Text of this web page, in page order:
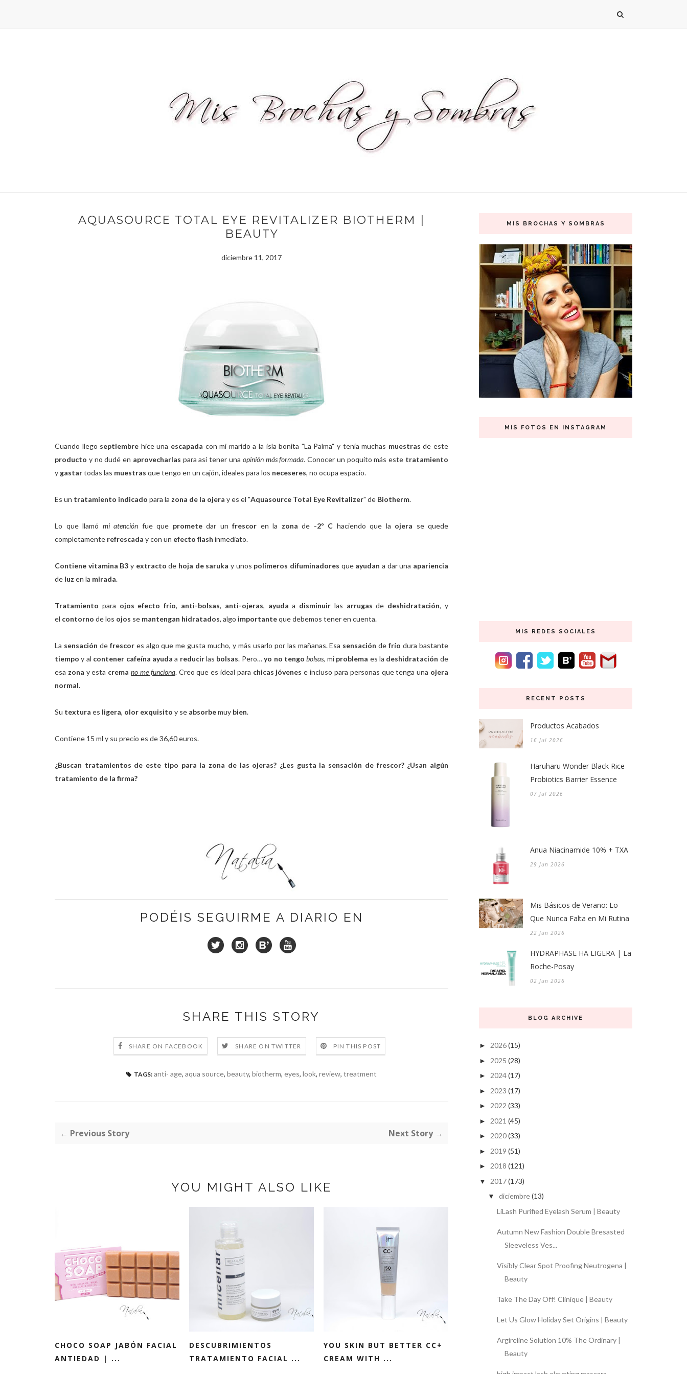
AQUASOURCE TOTAL EYE REVITALIZER BIOTHERM |
BEAUTY
diciembre 11, 2017
Cuando llego septiembre hice una escapada con mi marido a la isla bonita "La Palma" y tenía muchas muestras de este
producto y no dudé en aprovecharlas para así tener una opinión más formada.Conocer un poquito más este tratamiento
y gastartodas las muestras que tengo en un cajón, ideales para los neceseres, no ocupa espacio.
Es un tratamiento indicado para la zona de la ojera y es el "Aquasource Total Eye Revitalizer" de Biotherm.
Lo que llamó mi atención fue que prometedar un frescor en la zona de -2º C haciendo que la ojera se quede
completamente refrescada y con un efecto flash inmediato.
Contiene vitamina B3 y extracto de hoja de saruka y unos polímeros difuminadores que ayudan a dar una apariencia
de luz en la mirada.
Tratamiento para ojos efecto frío, anti-bolsas, anti-ojeras, ayuda a disminuir las arrugas de deshidratación, y
el contorno de los ojos se mantengan hidratados, algo importanteque debemos tener en cuenta.
La sensación de frescores algo que me gusta mucho, y más usarlo por las mañanas. Esa sensacióndefrío dura bastante
tiempo y al contener cafeína ayuda a reducirlas bolsas. Pero…yo no tengobolsas, miproblema es la deshidratación de
esa zona y esta crema no me funciona. Creo que es ideal para chicas jóvenes e incluso para personas que tenga una ojera
normal.
Su textura es ligera, olor exquisito y se absorbemuy bien.
Contiene 15 ml y su precio es de 36,60 euros.
¿Buscan tratamientos de este tipo para la zona de las ojeras? ¿Les gusta la sensación de frescor? ¿Usan algún
tratamiento de la firma?
PODÉIS SEGUIRME A DIARIO EN
SHARE THIS STORY
SHARE ON FACEBOOK SHARE ON TWITTER PIN THIS POST
TAGS: anti- age, aqua source, beauty, biotherm, eyes, look, review, treatment
← Previous Story Next Story →
YOU MIGHT ALSO LIKE
CHOCO SOAP JABÓN FACIAL
ANTIEDAD | ...
DESCUBRIMIENTOS
TRATAMIENTO FACIAL ...
YOU SKIN BUT BETTER CC+
CREAM WITH ...
MIS BROCHAS Y SOMBRAS
MIS FOTOS EN INSTAGRAM
MIS REDES SOCIALES
RECENT POSTS
Productos Acabados
16 Jul 2026
Haruharu Wonder Black Rice
Probiotics Barrier Essence
07 Jul 2026
Anua Niacinamide 10% + TXA
29 Jun 2026
Mis Básicos de Verano: Lo
Que Nunca Falta en Mi Rutina
22 Jun 2026
HYDRAPHASE HA LIGERA | La
Roche-Posay
02 Jun 2026
BLOG ARCHIVE
► 2026(15)
► 2025 (28)
► 2024(17)
► 2023 (17)
► 2022 (33)
► 2021 (45)
► 2020(33)
► 2019 (51)
► 2018 (121)
▼ 2017(173)
▼ diciembre(13)
LiLash Purified Eyelash Serum | Beauty
Autumn New Fashion Double Bresasted
Sleeveless Ves...
Visibly Clear Spot Proofing Neutrogena |
Beauty
Take The Day Off! Clinique | Beauty
Let Us Glow Holiday Set Origins | Beauty
Argireline Solution 10% The Ordinary |
Beauty